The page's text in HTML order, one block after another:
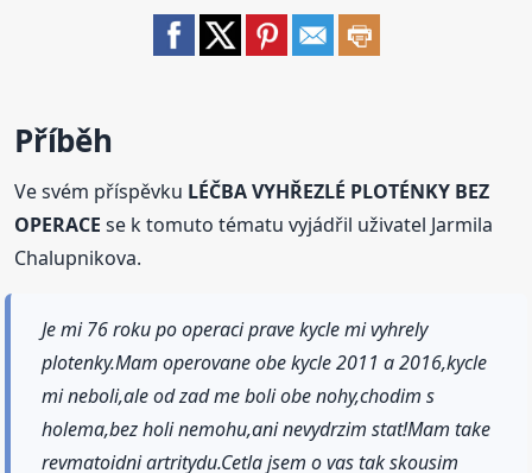
Příběh
Ve svém příspěvku LÉČBA VYHŘEZLÉ PLOTÉNKY BEZ
OPERACE se k tomuto tématu vyjádřil uživatel Jarmila
Chalupnikova.
Je mi 76 roku po operaci prave kycle mi vyhrely
plotenky.Mam operovane obe kycle 2011 a 2016,kycle
mi neboli,ale od zad me boli obe nohy,chodim s
holema,bez holi nemohu,ani nevydrzim stat!Mam take
revmatoidni artritydu.Cetla jsem o vas tak skousim